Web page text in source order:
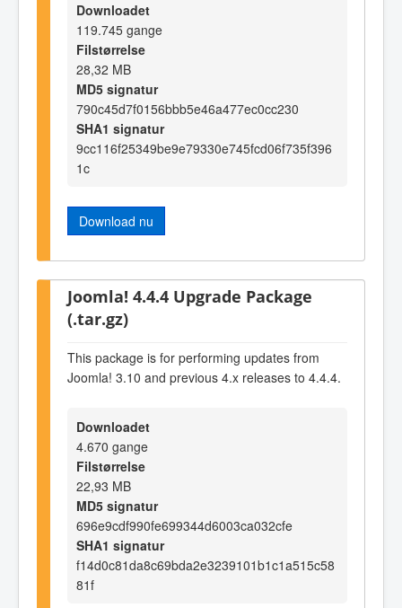
Downloadet
119.745 gange
Filstørrelse
28,32 MB
MD5 signatur
790c45d7f0156bbb5e46a477ec0cc230
SHA1 signatur
9cc116f25349be9e79330e745fcd06f735f396
1c
Download nu
Joomla! 4.4.4 Upgrade Package
(.tar.gz)
This package is for performing updates from
Joomla! 3.10 and previous 4.x releases to 4.4.4.
Downloadet
4.670 gange
Filstørrelse
22,93 MB
MD5 signatur
696e9cdf990fe699344d6003ca032cfe
SHA1 signatur
f14d0c81da8c69bda2e3239101b1c1a515c58
81f